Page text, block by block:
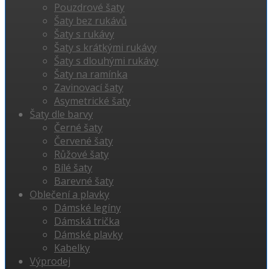
Pouzdrové šaty
Šaty bez rukávů
Šaty s rukávy
Šaty s krátkými rukávy
Šaty s dlouhými rukávy
Šaty na ramínka
Zavinovací šaty
Asymetrické šaty
Šaty dle barvy
Černé šaty
Červené šaty
Růžové šaty
Bílé šaty
Barevné šaty
Oblečení a plavky
Dámské legíny
Dámská trička
Dámské plavky
Kabelky
Výprodej